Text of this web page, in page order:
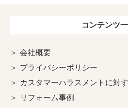
コンテンツ
会社概要
プライバシーポリシー
カスタマーハラスメントに対
リフォーム事例